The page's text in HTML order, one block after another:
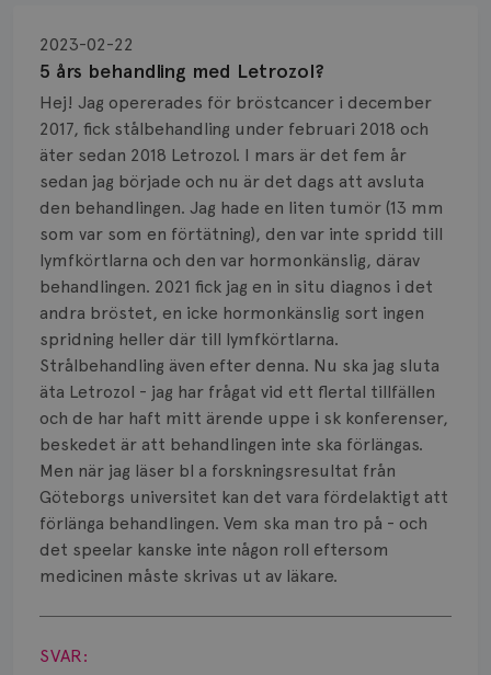
5 års behandling med Letrozol?
2023-02-22
Hej! Jag opererades för bröstcancer i december
2017, fick stålbehandling under februari 2018 och
äter sedan 2018 Letrozol. I mars är det fem år
sedan jag började och nu är det dags att avsluta
den behandlingen. Jag hade en liten tumör (13 mm
som var som en förtätning), den var inte spridd till
lymfkörtlarna och den var hormonkänslig, därav
behandlingen. 2021 fick jag en in situ diagnos i det
andra bröstet, en icke hormonkänslig sort ingen
spridning heller där till lymfkörtlarna.
Strålbehandling även efter denna. Nu ska jag sluta
äta Letrozol - jag har frågat vid ett flertal tillfällen
och de har haft mitt ärende uppe i sk konferenser,
beskedet är att behandlingen inte ska förlängas.
Men när jag läser bl a forskningsresultat från
Göteborgs universitet kan det vara fördelaktigt att
förlänga behandlingen. Vem ska man tro på - och
det speelar kanske inte någon roll eftersom
medicinen måste skrivas ut av läkare.
Visa svar
SVAR:
Biopsi
Biverkningar
Bröstvårta
Knöl
Läkemedel
Typ av bröstcancer
Smärta
Prognos
Risker
Spridd bröstcancer
Strålning